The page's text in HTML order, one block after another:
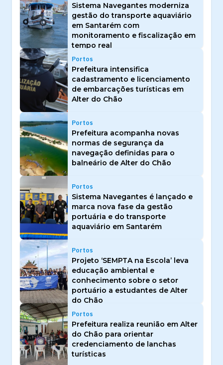
Sistema Navegantes moderniza
gestão do transporte aquaviário
em Santarém com
monitoramento e fiscalização em
tempo real
Portos
Prefeitura intensifica
cadastramento e licenciamento
de embarcações turísticas em
Alter do Chão
Portos
Prefeitura acompanha novas
normas de segurança da
navegação definidas para o
balneário de Alter do Chão
Portos
Sistema Navegantes é lançado e
marca nova fase da gestão
portuária e do transporte
aquaviário em Santarém
Portos
Projeto ‘SEMPTA na Escola’ leva
educação ambiental e
conhecimento sobre o setor
portuário a estudantes de Alter
do Chão
Portos
Prefeitura realiza reunião em Alter
do Chão para orientar
credenciamento de lanchas
turísticas